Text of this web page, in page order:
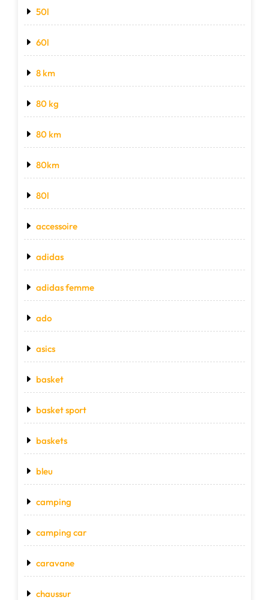
50l
60l
8 km
80 kg
80 km
80km
80l
accessoire
adidas
adidas femme
ado
asics
basket
basket sport
baskets
bleu
camping
camping car
caravane
chaussur